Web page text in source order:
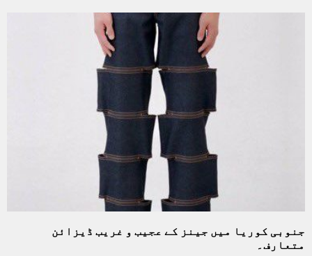
جنوبی کوریا میں جینز کے عجیب و غریب ڈیزائن
متعارف۔